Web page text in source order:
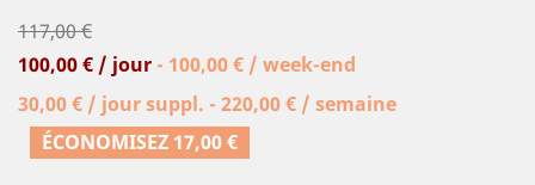
117,00 €
100,00 € / jour - 100,00 € / week-end
30,00 € / jour suppl. - 220,00 € / semaine
ÉCONOMISEZ 17,00 €